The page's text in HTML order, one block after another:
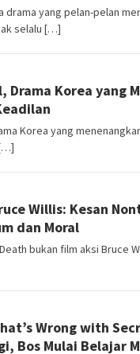
drama yang pelan-pelan
selalu […]
Drama Korea yang
Korea yang
Willis: Kesan
dan Moral
bukan film aksi Bruce
Wrong with
Bos Mulai Belajar